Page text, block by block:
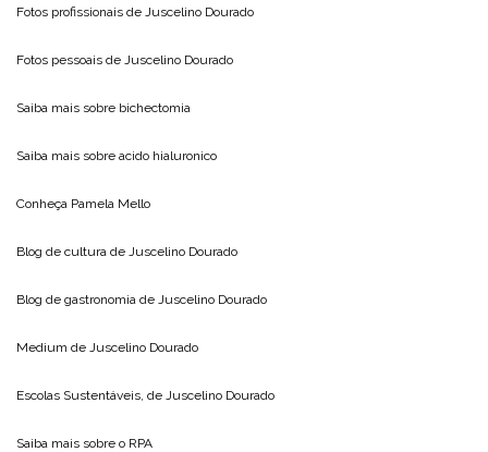
Fotos profissionais de Juscelino Dourado
Fotos pessoais de Juscelino Dourado
Saiba mais sobre bichectomia
Saiba mais sobre acido hialuronico
Conheça Pamela Mello
Blog de cultura de Juscelino Dourado
Blog de gastronomia de Juscelino Dourado
Medium de Juscelino Dourado
Escolas Sustentáveis, de Juscelino Dourado
Saiba mais sobre o RPA